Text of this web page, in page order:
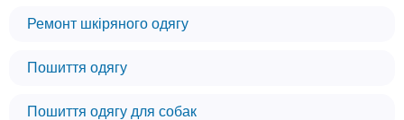
Ремонт шкіряного одягу
Пошиття одягу
Пошиття одягу для собак